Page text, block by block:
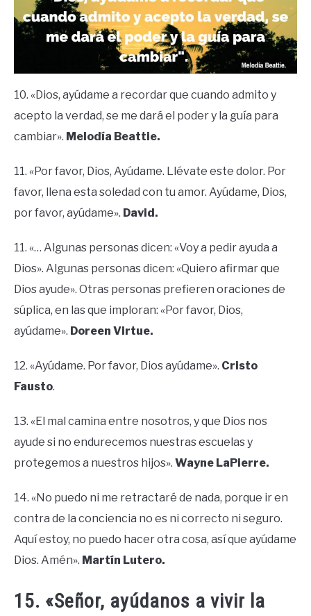
10. «Dios, ayúdame a recordar que cuando admito y
acepto la verdad, se me dará el poder y la guía para
cambiar». Melodía Beattie.
11. «Por favor, Dios, Ayúdame. Llévate este dolor. Por
favor, llena esta soledad con tu amor. Ayúdame, Dios,
por favor, ayúdame». David.
11. «… Algunas personas dicen: «Voy a pedir ayuda a
Dios». Algunas personas dicen: «Quiero afirmar que
Dios ayude». Otras personas prefieren oraciones de
súplica, en las que imploran: «Por favor, Dios,
ayúdame». Doreen Virtue.
12. «Ayúdame. Por favor, Dios ayúdame». Cristo
Fausto.
13. «El mal camina entre nosotros, y que Dios nos
ayude si no endurecemos nuestras escuelas y
protegemos a nuestros hijos». Wayne LaPierre.
14. «No puedo ni me retractaré de nada, porque ir en
contra de la conciencia no es ni correcto ni seguro.
Aquí estoy, no puedo hacer otra cosa, así que ayúdame
Dios. Amén». Martín Lutero.
15. «Señor, ayúdanos a vivir la